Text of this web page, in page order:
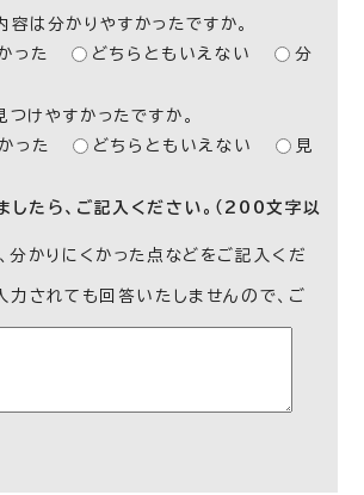
容は分かりやすかったですか。
った
どちらともいえない
分
つけやすかったですか。
った
どちらともいえない
見
したら、ご記入ください。（200文字以
分かりにくかった点などをご記入くだ
力されても回答いたしませんので、ご